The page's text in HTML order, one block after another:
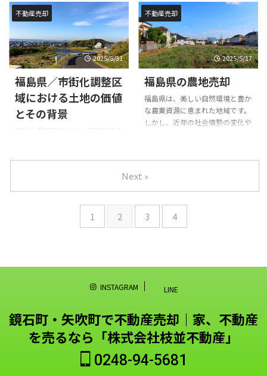
新情報を得ることが可能です。こ
の記事を通じて、不動産相続の売
却における税金について、しっか
...
コラムでは、既存不適格物件の現
状や起こりうる問題点、そしてリ
フォームを通して実現する新たな
価 ...
す。特に福島県で不動産を評価さ
れる際の注意点を押さえておくこ
とで、後悔しない取引が可能にな
ります。[br-xs]この記事では、不
動産査定のプロセスや注意点、そ
してよくある誤解について詳しく
解説します。福島県の地域やニー
ズに合わせた適切な査定方法を見
つけるためのポイントを紹介し、
安心して不動産査定を進めるため
の知識をご提供します。[br-xs]査
しようとする行為を指します。
[br-xs]特に、不動産会社が自社の
利益を優先するため、物件情報を
隠してしまうことがあります。
[br-xs]この記事では囲い込みの背
後にある要因と、その影響につい
て詳しく説明します。[br-xs]ま
た、囲い込みを避けるための具体
的な対策や、国が行っている規制
についても触れます。[br-xs]2025
年には新たな規制が施行され、不
不動産売却
2025/5/31
福島県／市街化調整区
域における土地の価値
とその背景
市街化調整区域とは、都市計画法
の特性を保護するために設けられ
境を維持するための重要な役割を
果たしています。そのため、土地
地は、住宅や商業施設の建設が原
値は低くなる傾向 ...
不動産売却
2025/5/17
福島県の農地売却
福島県は、美しい自然環境と豊か
な農業資源に恵まれた地域です。
しかし、近年の社会情勢の変化や
スが増えてきています。本記事で
析し、農地売却のメリットを詳し
く解説します。また、具体的な売
却のステップや、注意が必要な法
律や規制についても触れること
で、これから農地を売却しようと
つの人生の大きな決断ですが、正
り良い選択ができるようになりま
1 2 3 4
Next »
INSTAGRAM LINE
鏡石町・矢吹町で不動産売却｜家、不動産
を売るなら「株式会社枝並不動産」
0248-94-5681